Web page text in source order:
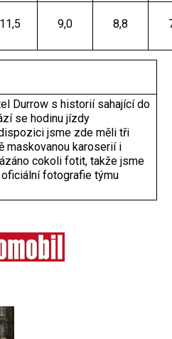
11,5 9,0 8,8
Durrow s historií sahající do
se hodinu jízdy
jsme zde měli tři
maskovanou karoserií i
cokoli fotit, takže jsme
fotografie týmu